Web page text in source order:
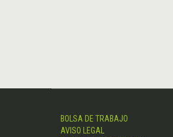
BOLSA DE TRABAJO
AVISO LEGAL